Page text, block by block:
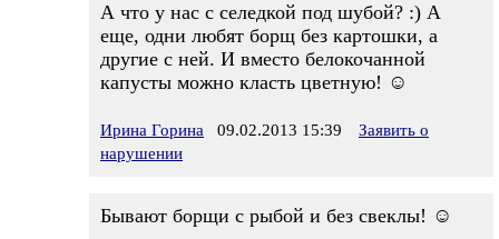
А что у нас с селедкой под шубой? :) А
еще, одни любят борщ без картошки, а
другие с ней. И вместо белокочанной
капусты можно класть цветную! ☺
Ирина Горина 09.02.2013 15:39
Заявить о
нарушении
Бывают борщи с рыбой и без свеклы! ☺